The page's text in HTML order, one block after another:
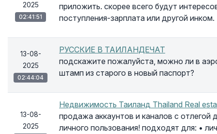
2025
02:41:51
приложить. скорее всего будут
поступления-зарплата или другой инком.
13-08-
2025
02:44:04
РУССКИЕ В ТАИЛАНДЕЧАТ
подскажите пожалуйста, можно ли в
штамп из старого в новый паспорт?
13-08-
2025
Недвижимость Таиланд Thailand Real
продажа аккаунтов и каналов с
личного пользования! подходят для: •